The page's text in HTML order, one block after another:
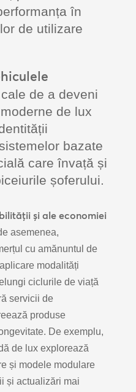
în
de utilizare
de a deveni
de lux
bazate
care învață și
șoferului.
și ale economiei
asemenea,
cu amănuntul de
modalități
ciclurile de viață
servicii de
produse
De exemplu,
de lux explorează
și modele modulare
și actualizări mai